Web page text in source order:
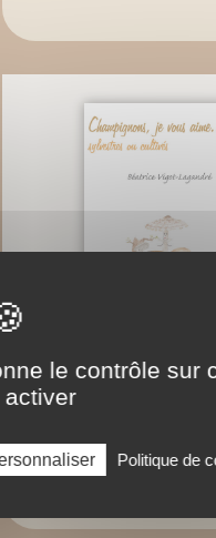
Champignons, je vous
le contrôle sur
Politique de